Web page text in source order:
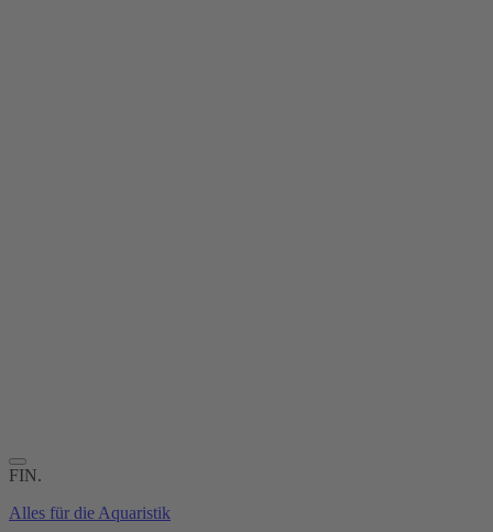
FIN.
Alles für die Aquaristik